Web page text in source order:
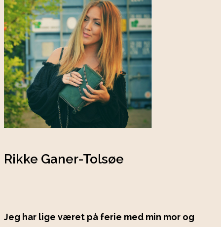
Rikke Ganer-Tolsøe
Jeg har lige været på ferie med min mor og